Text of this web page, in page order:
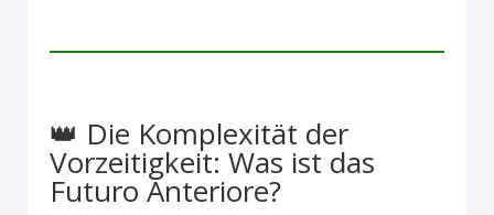
👑 Die Komplexität der
Vorzeitigkeit: Was ist das
Futuro Anteriore?